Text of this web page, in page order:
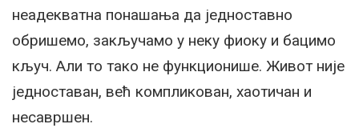
неадекватна понашања да једноставно
обришемо, закључамо у неку фиоку и бацимо
кључ. Али то тако не функционише. Живот није
једноставан, већ компликован, хаотичан и
несавршен.